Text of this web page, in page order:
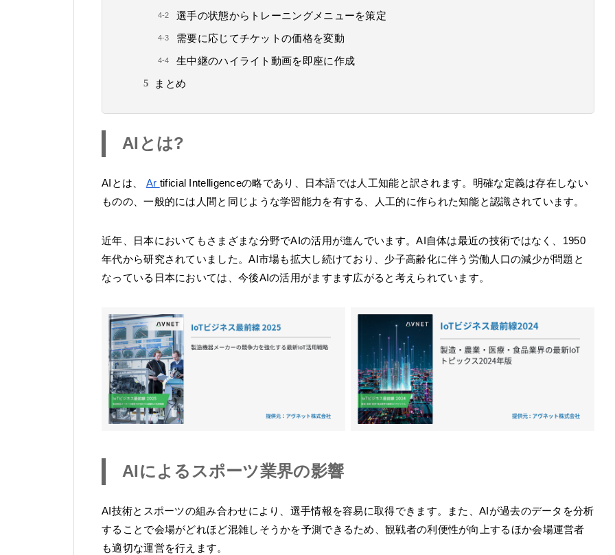
選手の状態からトレーニングメニューを策定
需要に応じてチケットの価格を変動
生中継のハイライト動画を即座に作成
まとめ
AIとは?
AIとは、 Ar tificial Intelligenceの略であり、日本語では人工知能と訳されます。明確な定義は存在しない
ものの、一般的には人間と同じような学習能力を有する、人工的に作られた知能と認識されています。
近年、日本においてもさまざまな分野でAIの活用が進んでいます。AI自体は最近の技術ではなく、1950
年代から研究されていました。AI市場も拡大し続けており、少子高齢化に伴う労働人口の減少が問題と
なっている日本においては、今後AIの活用がますます広がると考えられています。
AIによるスポーツ業界の影響
AI技術とスポーツの組み合わせにより、選手情報を容易に取得できます。また、AIが過去のデータを分析
することで会場がどれほど混雑しそうかを予測できるため、観戦者の利便性が向上するほか会場運営者
も適切な運営を行えます。